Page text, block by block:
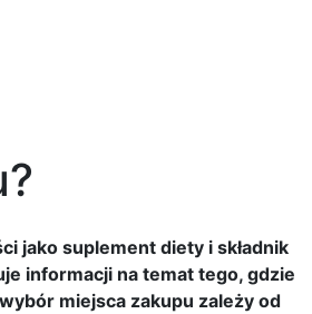
jako suplement diety i składnik
informacji na temat tego, gdzie
miejsca zakupu zależy od